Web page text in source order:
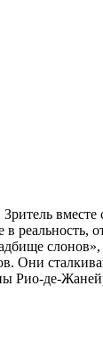
слонов»,
Они
Рио-де-